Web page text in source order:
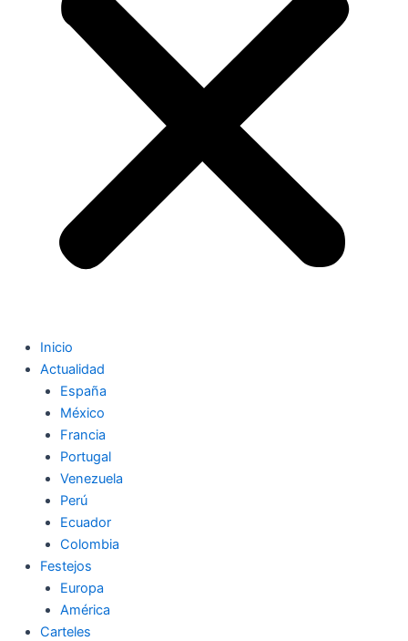
Inicio
Actualidad
España
México
Francia
Portugal
Venezuela
Perú
Ecuador
Colombia
Festejos
Europa
América
Carteles